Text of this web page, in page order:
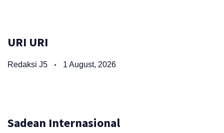
URI URI
Redaksi J5 1 August, 2026
Sadean Internasional